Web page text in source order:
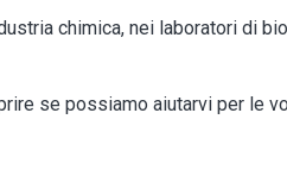
chimica, nei laboratori di
se possiamo aiutarvi per le